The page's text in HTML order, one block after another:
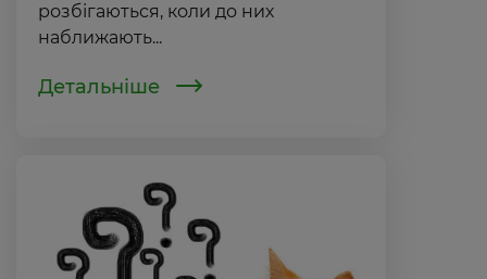
розбігаються, коли до них
наближають...
Детальніше